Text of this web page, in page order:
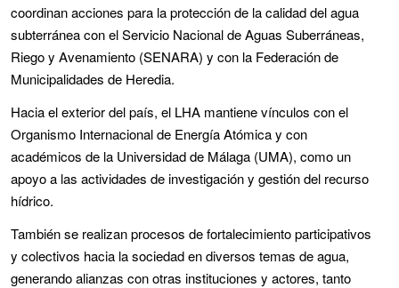
coordinan acciones para la protección de la calidad del agua
subterránea con el Servicio Nacional de Aguas Suberráneas,
Riego y Avenamiento (SENARA) y con la Federación de
Municipalidades de Heredia.
Hacia el exterior del país, el LHA mantiene vínculos con el
Organismo Internacional de Energía Atómica y con
académicos de la Universidad de Málaga (UMA), como un
apoyo a las actividades de investigación y gestión del recurso
hídrico.
También se realizan procesos de fortalecimiento participativos
y colectivos hacia la sociedad en diversos temas de agua,
generando alianzas con otras instituciones y actores, tanto